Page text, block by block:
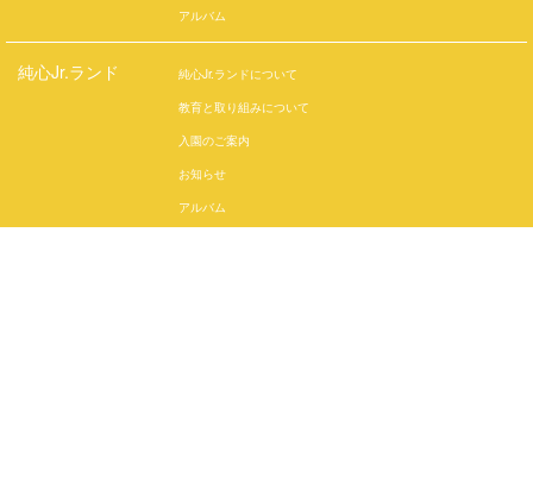
アルバム
純心Jr.ランド
純心Jr.ランドについて
教育と取り組みについて
入園のご案内
お知らせ
アルバム